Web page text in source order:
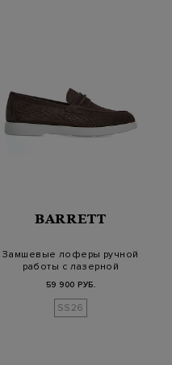
BARRETT
Замшевые лоферы ручной
работы с лазерной
59 900 РУБ.
SS26